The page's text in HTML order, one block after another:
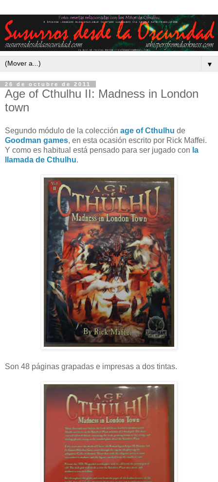
▼
26 de octubre de 2011
Age of Cthulhu II: Madness in London
town
Segundo módulo de la colección age of Cthulhu de
Goodman games, en esta ocasión escrito por Rick Maffei.
Y como es habitual está pensado para ser jugado con la
llamada de Cthulhu.
Son 48 páginas grapadas e impresas a dos tintas.